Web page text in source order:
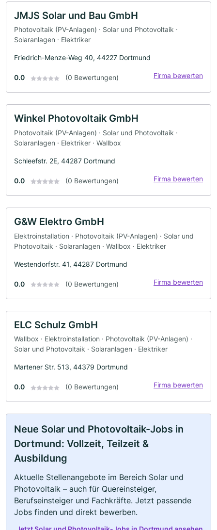
JMJS Solar und Bau GmbH
Photovoltaik (PV-Anlagen) · Solar und Photovoltaik ·
Solaranlagen · Elektriker
Friedrich-Menze-Weg 40, 44227 Dortmund
0.0 (0 Bewertungen) Firma bewerten
Winkel Photovoltaik GmbH
Photovoltaik (PV-Anlagen) · Solar und Photovoltaik ·
Solaranlagen · Elektriker · Wallbox
Schleefstr. 2E, 44287 Dortmund
0.0 (0 Bewertungen) Firma bewerten
G&W Elektro GmbH
Elektroinstallation · Photovoltaik (PV-Anlagen) · Solar und
Photovoltaik · Solaranlagen · Wallbox · Elektriker
Westendorfstr. 41, 44287 Dortmund
0.0 (0 Bewertungen) Firma bewerten
ELC Schulz GmbH
Wallbox · Elektroinstallation · Photovoltaik (PV-Anlagen) ·
Solar und Photovoltaik · Solaranlagen · Elektriker
Martener Str. 513, 44379 Dortmund
0.0 (0 Bewertungen) Firma bewerten
Neue Solar und Photovoltaik-Jobs in
Dortmund: Vollzeit, Teilzeit &
Ausbildung
Aktuelle Stellenangebote im Bereich Solar und
Photovoltaik – auch für Quereinsteiger,
Berufseinsteiger und Fachkräfte. Jetzt passende
Jobs finden und direkt bewerben.